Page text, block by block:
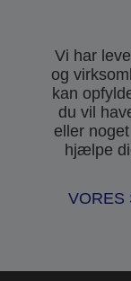
Vi har
og
kan
du vil
eller
hjælpe
VORES